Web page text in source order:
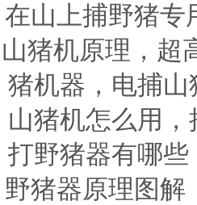
在山上捕野猪专
山猪机原理，超
猪机器，电捕
山猪机怎么用
打野猪器有哪
野猪器原理图解